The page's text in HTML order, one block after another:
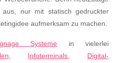
nur mit statisch gedruckter
aufmerksam zu machen.
Systeme in vielerlei
Infoterminals
Digital-